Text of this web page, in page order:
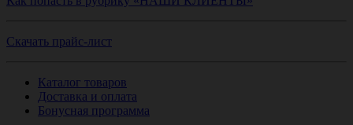
Скачать прайс-лист
Каталог товаров
Доставка и оплата
Бонусная программа